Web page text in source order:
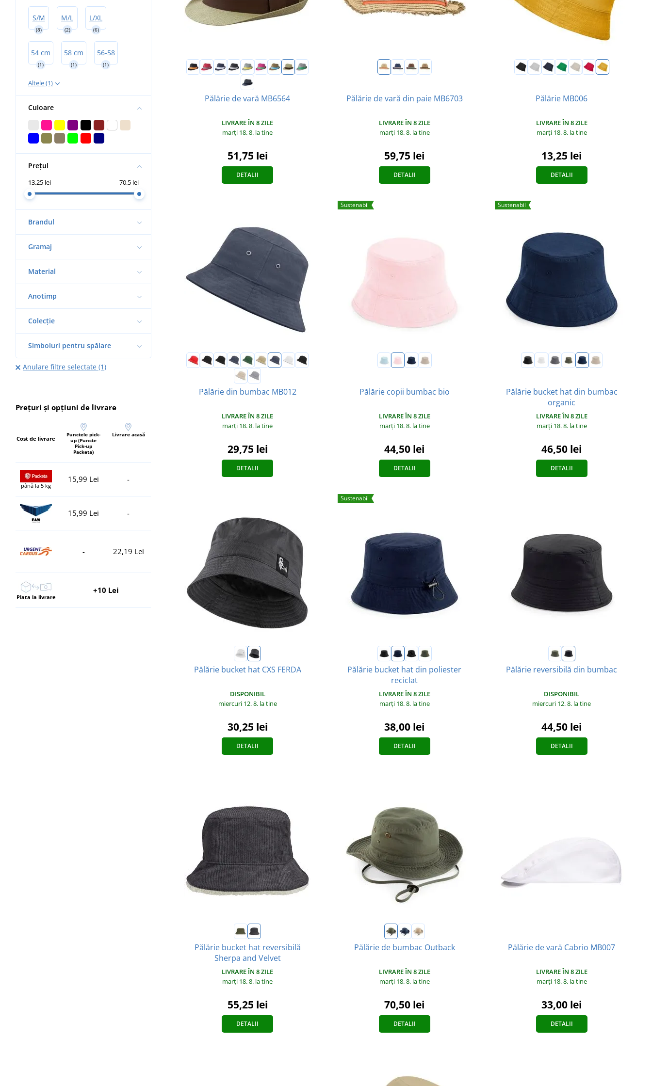
S/M
(8)
M/L
(2)
L/XL
(6)
54 cm
(1)
58 cm
(1)
56-58
(1)
Altele (1)
Culoare
Prețul
13.25 lei 70.5 lei
Brandul
Gramaj
Material
Anotimp
Colecție
Simboluri pentru spălare
Anulare filtre selectate (1)
Prețuri și opțiuni de livrare
Cost de livrare
Punctele pick-
up (Puncte
Pick-up
Packeta)
Livrare acasă
până la 5 kg
15,99 Lei -
15,99 Lei -
- 22,19 Lei
Plata la livrare
+10 Lei
Pălărie de vară MB6564
LIVRARE ÎN 8 ZILE
marți 18. 8. la tine
51,75 lei
DETALII
Pălărie de vară din paie MB6703
LIVRARE ÎN 8 ZILE
marți 18. 8. la tine
59,75 lei
DETALII
Pălărie MB006
LIVRARE ÎN 8 ZILE
marți 18. 8. la tine
13,25 lei
DETALII
Pălărie din bumbac MB012
LIVRARE ÎN 8 ZILE
marți 18. 8. la tine
29,75 lei
DETALII
Sustenabil
Pălărie copii bumbac bio
LIVRARE ÎN 8 ZILE
marți 18. 8. la tine
44,50 lei
DETALII
Sustenabil
Pălărie bucket hat din bumbac
organic
LIVRARE ÎN 8 ZILE
marți 18. 8. la tine
46,50 lei
DETALII
Pălărie bucket hat CXS FERDA
DISPONIBIL
miercuri 12. 8. la tine
30,25 lei
DETALII
Sustenabil
Pălărie bucket hat din poliester
reciclat
LIVRARE ÎN 8 ZILE
marți 18. 8. la tine
38,00 lei
DETALII
Pălărie reversibilă din bumbac
DISPONIBIL
miercuri 12. 8. la tine
44,50 lei
DETALII
Pălărie bucket hat reversibilă
Sherpa and Velvet
LIVRARE ÎN 8 ZILE
marți 18. 8. la tine
55,25 lei
DETALII
Pălărie de bumbac Outback
LIVRARE ÎN 8 ZILE
marți 18. 8. la tine
70,50 lei
DETALII
Pălărie de vară Cabrio MB007
LIVRARE ÎN 8 ZILE
marți 18. 8. la tine
33,00 lei
DETALII